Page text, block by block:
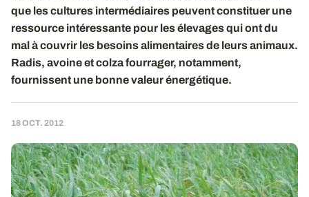
que les cultures intermédiaires peuvent constituer une
ressource intéressante pour les élevages qui ont du
mal à couvrir les besoins alimentaires de leurs animaux.
Radis, avoine et colza fourrager, notamment,
fournissent une bonne valeur énergétique.
18 OCT. 2012